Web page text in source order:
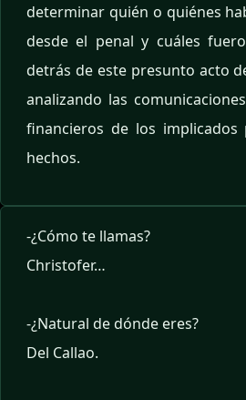
determinar quién o quiénes
desde el penal y cuáles
detrás de este presunto acto
analizando las
financieros de los implicados
hechos.
-¿Cómo te llamas?
Christofer…
-¿Natural de dónde eres?
Del Callao.